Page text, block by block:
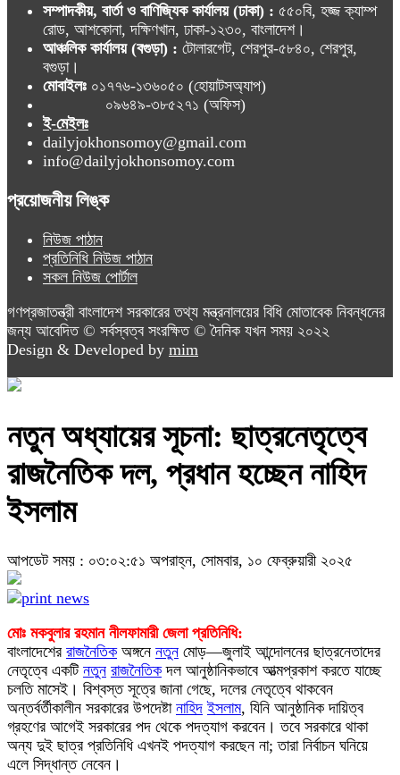
সম্পাদকীয়, বার্তা ও বাণিজ্যিক কার্যালয় (ঢাকা) : ৫৫০বি, হজ্জ ক্যাম্প
রোড, আশকোনা, দক্ষিণখান, ঢাকা-১২৩০, বাংলাদেশ।
আঞ্চলিক কার্যালয় (বগুড়া) : টোলারগেট, শেরপুর-৫৮৪০, শেরপুর,
বগুড়া।
মোবাইলঃ ০১৭৭৬-১৩৬০৫০ (হোয়াটসঅ্যাপ)
০৯৬৪৯-৩৮৫২৭১ (অফিস)
ই-মেইলঃ
dailyjokhonsomoy@gmail.com
info@dailyjokhonsomoy.com
প্রয়োজনীয় লিঙ্ক
নিউজ পাঠান
প্রতিনিধি নিউজ পাঠান
সকল নিউজ পোর্টাল
গণপ্রজাতন্ত্রী বাংলাদেশ সরকারের তথ্য মন্ত্রনালয়ের বিধি মোতাবেক নিবন্ধনের
জন্য আবেদিত © সর্বস্বত্ব সংরক্ষিত © দৈনিক যখন সময় ২০২২
Design & Developed by mim
নতুন অধ্যায়ের সূচনা: ছাত্রনেতৃত্বে
রাজনৈতিক দল, প্রধান হচ্ছেন নাহিদ
ইসলাম
আপডেট সময় : ০৩:০২:৫১ অপরাহ্ন, সোমবার, ১০ ফেব্রুয়ারী ২০২৫
মোঃ মকবুলার রহমান নীলফামারী জেলা প্রতিনিধি:
বাংলাদেশের রাজনৈতিকঅঙ্গনে নতুন মোড়—জুলাই আন্দোলনের ছাত্রনেতাদের
নেতৃত্বে একটি নতুন রাজনৈতিকদল আনুষ্ঠানিকভাবে আত্মপ্রকাশ করতে যাচ্ছে
চলতি মাসেই। বিশ্বস্ত সূত্রে জানা গেছে, দলের নেতৃত্বে থাকবেন
অন্তর্বর্তীকালীন সরকারের উপদেষ্টা নাহিদ ইসলাম, যিনি আনুষ্ঠানিক দায়িত্ব
গ্রহণের আগেই সরকারের পদ থেকে পদত্যাগ করবেন। তবে সরকারে থাকা
অন্য দুই ছাত্র প্রতিনিধি এখনই পদত্যাগ করছেন না; তারা নির্বাচন ঘনিয়ে
এলে সিদ্ধান্ত নেবেন।